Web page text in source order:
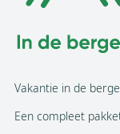
Vakantie in de
Een compleet